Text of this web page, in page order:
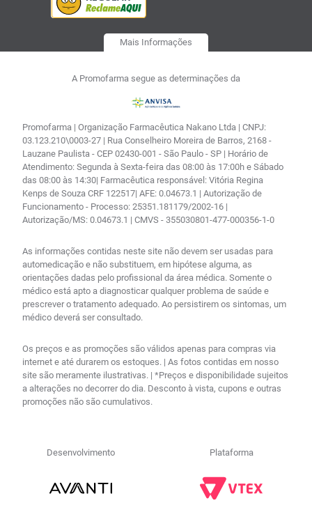
Mais Informações
A Promofarma segue as determinações da
Promofarma | Organização Farmacêutica Nakano Ltda | CNPJ:
03.123.210\0003-27 | Rua Conselheiro Moreira de Barros, 2168 -
Lauzane Paulista - CEP 02430-001 - São Paulo - SP | Horário de
Atendimento: Segunda à Sexta-feira das 08:00 às 17:00h e Sábado
das 08:00 às 14:30| Farmacêutica responsável: Vitória Regina
Kenps de Souza CRF 122517| AFE: 0.04673.1 | Autorização de
Funcionamento - Processo: 25351.181179/2002-16 |
Autorização/MS: 0.04673.1 | CMVS - 355030801-477-000356-1-0
As informações contidas neste site não devem ser usadas para
automedicação e não substituem, em hipótese alguma, as
orientações dadas pelo profissional da área médica. Somente o
médico está apto a diagnosticar qualquer problema de saúde e
prescrever o tratamento adequado. Ao persistirem os sintomas, um
médico deverá ser consultado.
Os preços e as promoções são válidos apenas para compras via
internet e até durarem os estoques. | As fotos contidas em nosso
site são meramente ilustrativas. | *Preços e disponibilidade sujeitos
a alterações no decorrer do dia. Desconto à vista, cupons e outras
promoções não são cumulativos.
Desenvolvimento Plataforma